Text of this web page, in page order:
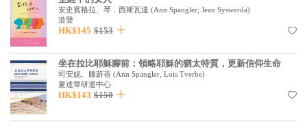
信仰入門
教會歷史
靈修／禱告
信徒生活
安史賓格拉、琴．西斯瓦達 (Ann Spangler; Jean Syswerda)
道聲
HK$145 $153
坐在拉比耶穌腳前：領略耶穌的猶太特質，更新信仰生命
司安妮、滕蔚蓓 (Ann Spangler, Lois Tverbe)
夏達華研道中心
HK$143 $150